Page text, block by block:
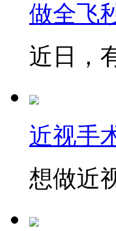
做全飞
近日，
近视手
想做近